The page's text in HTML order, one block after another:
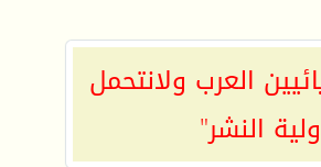
العرب ولانتحمل
النشر"